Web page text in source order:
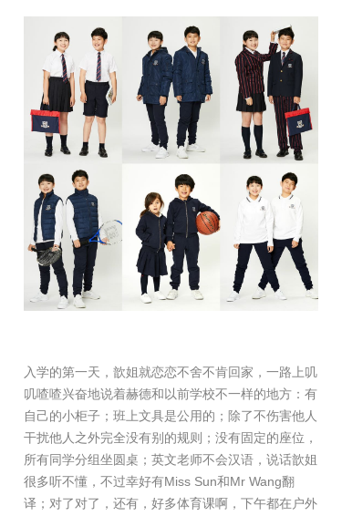
入学的第一天，歆姐就恋恋不舍不肯回家，一路上叽
叽喳喳兴奋地说着赫德和以前学校不一样的地方：有
自己的小柜子；班上文具是公用的；除了不伤害他人
干扰他人之外完全没有别的规则；没有固定的座位，
所有同学分组坐圆桌；英文老师不会汉语，说话歆姐
很多听不懂，不过幸好有Miss Sun和Mr Wang翻
译；对了对了，还有，好多体育课啊，下午都在户外